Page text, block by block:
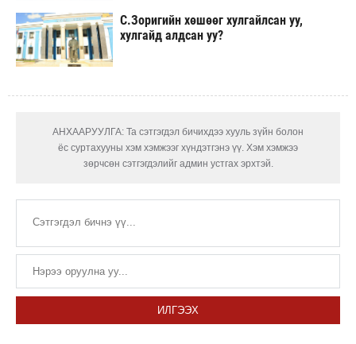
С.Зоригийн хөшөөг хулгайлсан уу,
хулгайд алдсан уу?
АНХААРУУЛГА: Та сэтгэгдэл бичихдээ хууль зүйн болон
ёс суртахууны хэм хэмжээг хүндэтгэнэ үү. Хэм хэмжээ
зөрчсөн сэтгэгдэлийг админ устгах эрхтэй.
ИЛГЭЭХ